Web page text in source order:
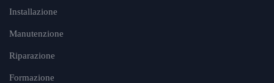
Installazione
Manutenzione
Riparazione
Formazione